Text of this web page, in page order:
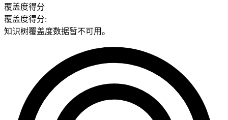
覆盖度得分
覆盖度得分:
知识树覆盖度数据暂不可用。